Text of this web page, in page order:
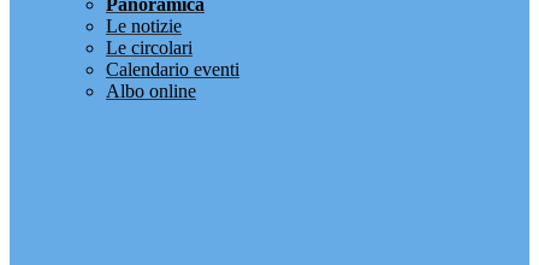
Panoramica
Le notizie
Le circolari
Calendario eventi
Albo online